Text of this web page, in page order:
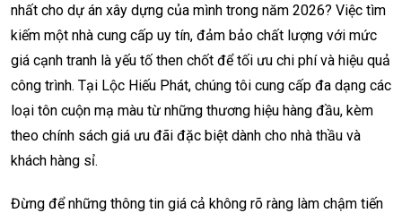
nhất cho dự án xây dựng của mình trong năm 2026? Việc tìm
kiếm một nhà cung cấp uy tín, đảm bảo chất lượng với mức
giá cạnh tranh là yếu tố then chốt để tối ưu chi phí và hiệu quả
công trình. Tại Lộc Hiếu Phát, chúng tôi cung cấp đa dạng các
loại tôn cuộn mạ màu từ những thương hiệu hàng đầu, kèm
theo chính sách giá ưu đãi đặc biệt dành cho nhà thầu và
khách hàng sỉ.
Đừng để những thông tin giá cả không rõ ràng làm chậm tiến